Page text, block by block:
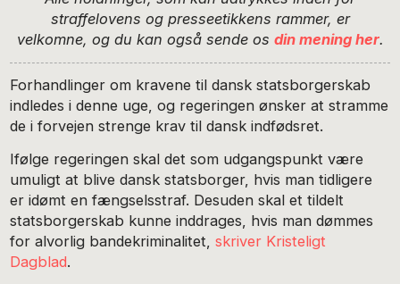
straffelovens og presseetikkens rammer, er
velkomne, og du kan også sende os din mening her.
Forhandlinger om kravene til dansk statsborgerskab
indledes i denne uge, og regeringen ønsker at stramme
de i forvejen strenge krav til dansk indfødsret.
Ifølge regeringen skal det som udgangspunkt være
umuligt at blive dansk statsborger, hvis man tidligere
er idømt en fængselsstraf. Desuden skal et tildelt
statsborgerskab kunne inddrages, hvis man dømmes
for alvorlig bandekriminalitet,skriver Kristeligt
Dagblad.